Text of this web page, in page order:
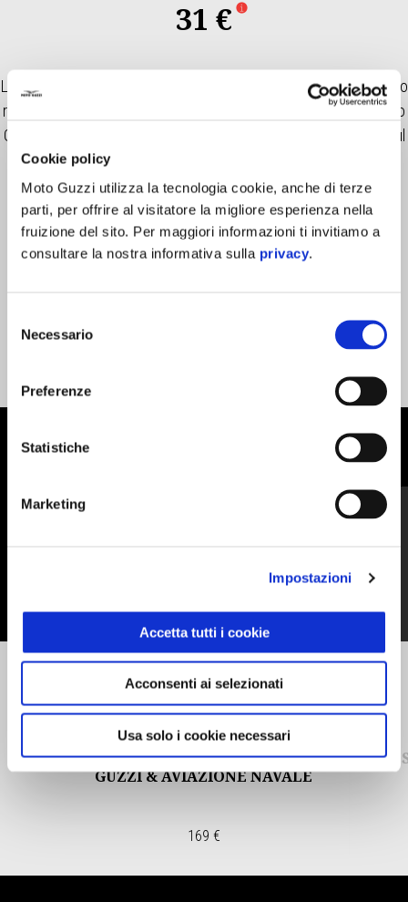
Cookie policy
Moto Guzzi utilizza la tecnologia cookie, anche di terze
parti, per offrire al visitatore la migliore esperienza nella
fruizione del sito. Per maggiori informazioni ti invitiamo a
consultare la nostra informativa sulla privacy.
delNecessario
Preferenze
Statistiche
Marketing
Impostazioni
Accetta tutti i cookie
Acconsenti ai selezionati
Usa solo i cookie necessari
31 €
L’Heritage 9TWENTY cap presenta un patch in tessuto con bordo
ricamato sul davanti che mostra con orgoglio l’iconico logo Moto
Guzzi in oro. Inoltre, è adornato con il logo NEW ERA ricamato sul
lato. Questo cappellino include una chiusura a D-ring che
garantisce una vestibilità sicura e regolabile per tutte le taglie di
testa. Realizzato con materiali di alta qualità che garantiscono
durevolezza, ha una costruzione a sei pannelli e occhielli cuciti
per una migliore traspirazione.
Precedente
GIACCA SOFTSHELL MOTO
GUZZI & AVIAZIONE NAVALE
169 €
MG